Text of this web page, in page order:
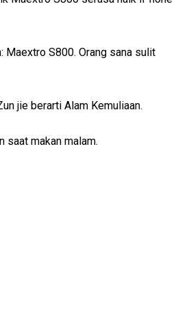
Maextro S800. Orang sana sulit
jie berarti Alam Kemuliaan.
saat makan malam.